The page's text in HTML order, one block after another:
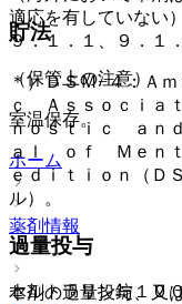
貯法
（保管上の注意）
室温保存。
ホーム
薬剤情報
セルトラリン錠１０
適応を有していない
９．１．１、９．１
＊）ＤＳＭ−４：Ａ
ｃ Ａｓｓｏｃｉａ
ｎｏｓｔｉｃ ａｎ
ａｌ ｏｆ Ｍｅｎ
ｅｄｉｔｉｏｎ（Ｄ
ル）。
過量投与
本剤の過量投与、又